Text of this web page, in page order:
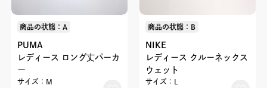
商品の状態：A
PUMA
レディース ロング丈パーカ
ー
サイズ：M
商品の状態：B
NIKE
レディース クルーネックス
ウェット
サイズ：L